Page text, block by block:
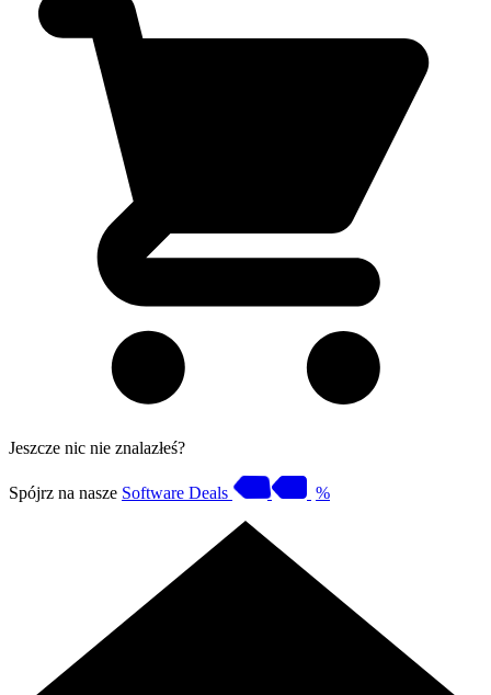
Jeszcze nic nie znalazłeś?
Spójrz na nasze Software Deals %